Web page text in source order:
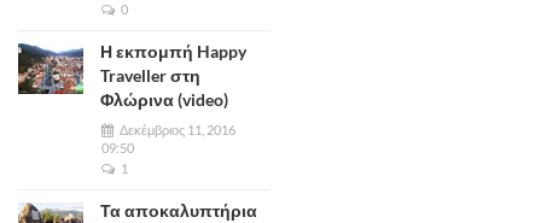
0
Η εκπομπή Happy
Traveller στη
Φλώρινα (video)
Δεκέμβριος 11, 2016
09:50
1
Τα αποκαλυπτήρια